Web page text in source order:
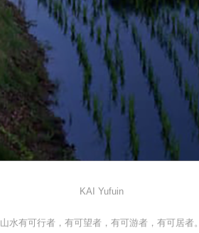
KAI Yufuin
山水有可行者，有可望者，有可游者，有可居者。